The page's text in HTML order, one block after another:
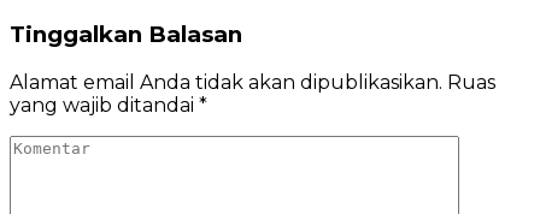
Tinggalkan Balasan
Alamat email Anda tidak akan dipublikasikan. Ruas
yang wajib ditandai *